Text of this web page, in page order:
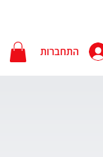
התחברות